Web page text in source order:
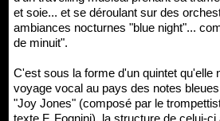
et soie... et se déroulant sur des
ambiances nocturnes "blue night"...
de minuit".
C'est sous la forme d'un quintet qu'elle
voyage vocal au pays des notes
"Joy Jones" (composé par le
texte F. Fognini), la structure de celui-